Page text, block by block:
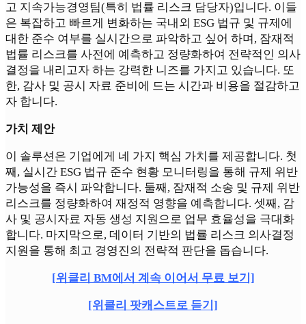
고 지속가능경영팀(특히 법률 리스크 담당자)입니다. 이들
은 복잡하고 빠르게 변화하는 국내외 ESG 법규 및 규제에
대한 준수 여부를 실시간으로 파악하고 싶어 하며, 잠재적
법률 리스크를 사전에 예측하고 정량화하여 전략적인 의사
결정을 내리고자 하는 강력한 니즈를 가지고 있습니다. 또
한, 감사 및 공시 자료 준비에 드는 시간과 비용을 절감하고
자 합니다.
가치 제안
이 솔루션은 기업에게 네 가지 핵심 가치를 제공합니다. 첫
째, 실시간 ESG 법규 준수 현황 모니터링을 통해 규제 위반
가능성을 즉시 파악합니다. 둘째, 잠재적 소송 및 규제 위반
리스크를 정량화하여 재정적 영향을 예측합니다. 셋째, 감
사 및 공시자료 자동 생성 지원으로 업무 효율성을 극대화
합니다. 마지막으로, 데이터 기반의 법률 리스크 의사결정
지원을 통해 최고 경영진의 전략적 판단을 돕습니다.
[위클리 BM에서 계속 이어서 무료 보기]
[위클리 팟캐스트로 듣기]